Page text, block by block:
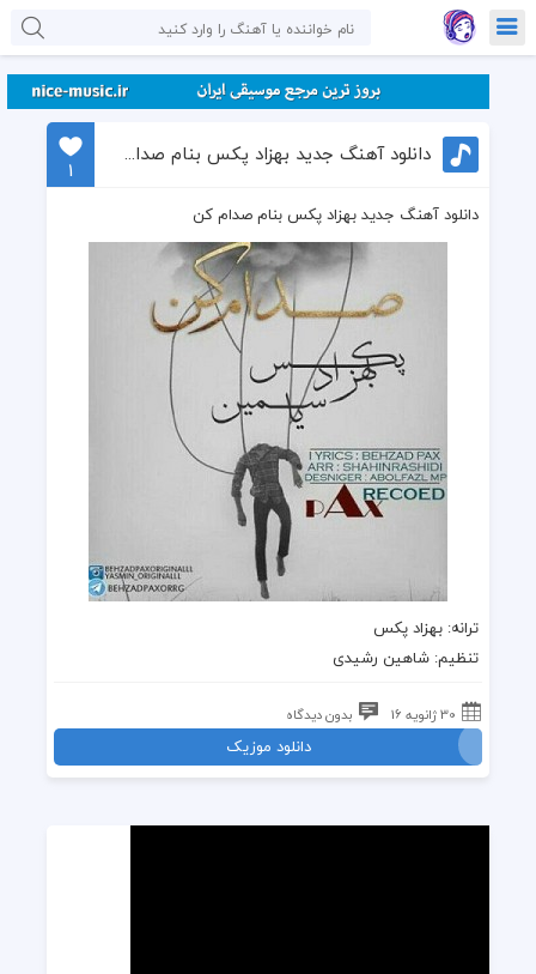
دانلود آهنگ جدید بهزاد پکس بنام صدام کن
1
دانلود آهنگ جدید بهزاد پکس بنام صدام کن
ترانه: بهزاد پکس
تنظیم: شاهین رشیدی
30 ژانویه 16 بدون دیدگاه
دانلود موزیک